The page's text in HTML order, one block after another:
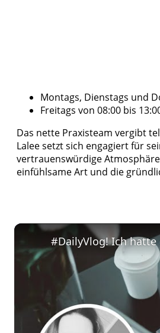
Montags, Dienstags und
Freitags von 08:00 bis
Das nette Praxisteam vergibt
Lalee setzt sich engagiert für
vertrauenswürdige
einfühlsame Art und die